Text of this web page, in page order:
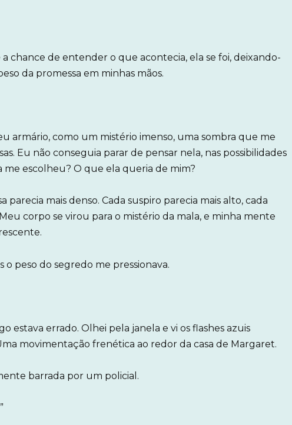
chance de entender o que acontecia, ela se foi, deixando-
da promessa em minhas mãos.
armário, como um mistério imenso, uma sombra que me
Eu não conseguia parar de pensar nela, nas possibilidades
me escolheu? O que ela queria de mim?
parecia mais denso. Cada suspiro parecia mais alto, cada
corpo se virou para o mistério da mala, e minha mente
o peso do segredo me pressionava.
estava errado. Olhei pela janela e vi os flashes azuis
movimentação frenética ao redor da casa de Margaret.
barrada por um policial.